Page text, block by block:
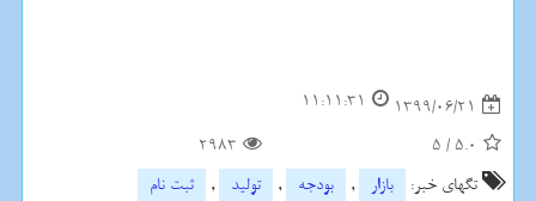
1399/06/21
11:11:31
5.0
/
5
2983
تگهای خبر:
بازار , بودجه , تولید ,
ثبت نام